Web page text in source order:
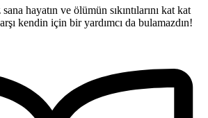
hayatın ve ölümün sıkıntılarını kat kat
kendin için bir yardımcı da bulamazdın!